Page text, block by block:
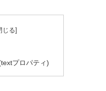
プロパティ)